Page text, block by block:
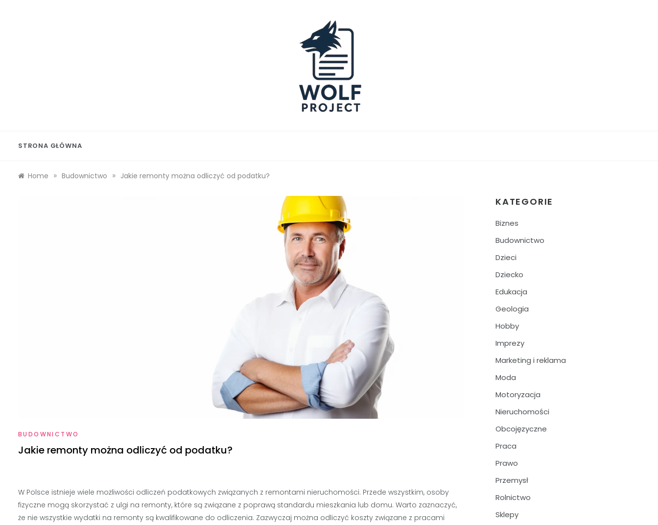
STRONA GŁÓWNA
Home » Budownictwo » Jakie remonty można odliczyć od podatku?
BUDOWNICTWO
Jakie remonty można odliczyć od podatku?
W Polsce istnieje wiele możliwości odliczeń podatkowych związanych z remontami nieruchomości. Przede wszystkim, osoby
fizyczne mogą skorzystać z ulgi na remonty, które są związane z poprawą standardu mieszkania lub domu. Warto zaznaczyć,
że nie wszystkie wydatki na remonty są kwalifikowane do odliczenia. Zazwyczaj można odliczyć koszty związane z pracami
KATEGORIE
Biznes
Budownictwo
Dzieci
Dziecko
Edukacja
Geologia
Hobby
Imprezy
Marketing i reklama
Moda
Motoryzacja
Nieruchomości
Obcojęzyczne
Praca
Prawo
Przemysł
Rolnictwo
Sklepy